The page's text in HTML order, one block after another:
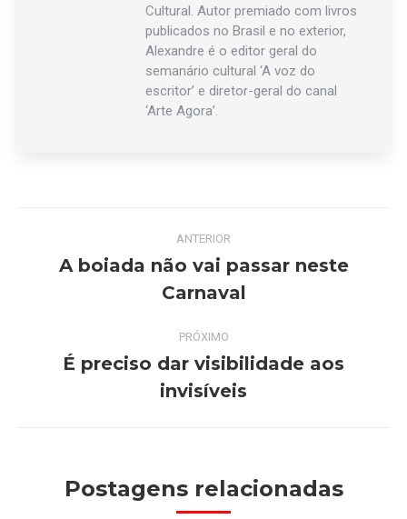
Cultural. Autor premiado com livros
publicados no Brasil e no exterior,
Alexandre é o editor geral do
semanário cultural ‘A voz do
escritor’ e diretor-geral do canal
‘Arte Agora’.
NavegaçãoANTERIOR
Post
anterior:
A boiada não vai passar neste
Carnaval
PRÓXIMO
post:
É preciso dar visibilidade aos
invisíveis
Postagens relacionadas